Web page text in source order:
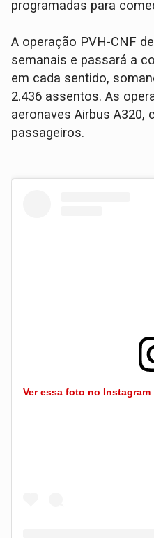
programadas para
A operação PVH-CNF
semanais e passará a
em cada sentido,
2.436 assentos. As
aeronaves Airbus A320,
passageiros.
Ver essa foto no Instagram